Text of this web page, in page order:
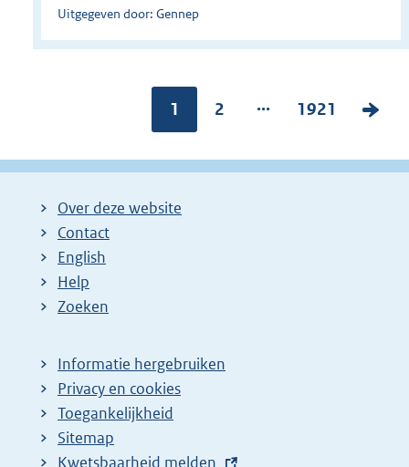
Uitgegeven door: Gennep
Pagina:
1
P
g
2 ...
P
g
1921
V
l
Over deze website
Contact
English
Help
Zoeken
Informatie hergebruiken
Privacy en cookies
Toegankelijkheid
Sitemap
E
Kwetsbaarheid melden